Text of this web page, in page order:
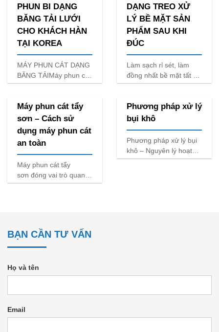
PHUN BI DẠNG
BĂNG TẢI LƯỚI
CHO KHÁCH HÀN
TẠI KOREA
MÁY PHUN CÁT DẠNG
BĂNG TẢIMáy phun cat
tự động dạng băng tải
DẠNG TREO XỬ
LÝ BỀ MẶT SẢN
PHẨM SAU KHI
ĐÚC
Làm sạch rỉ sét, làm
đồng nhất bề mặt tất cả
các loại sản phẩm như
nhựa, sơn tĩnh
điện,........-Chính sách
Máy phun cát tẩy
sơn – Cách sử
dụng máy phun cát
an toàn
Máy phun cát tẩy
sơn đóng vai trò quan
trọng trong việc chuẩn
Phương pháp xử lý
bụi khô
Phương pháp xử lý bụi
khô – Nguyên lý hoạt
động
BẠN CẦN TƯ VẤN
Họ và tên
Email